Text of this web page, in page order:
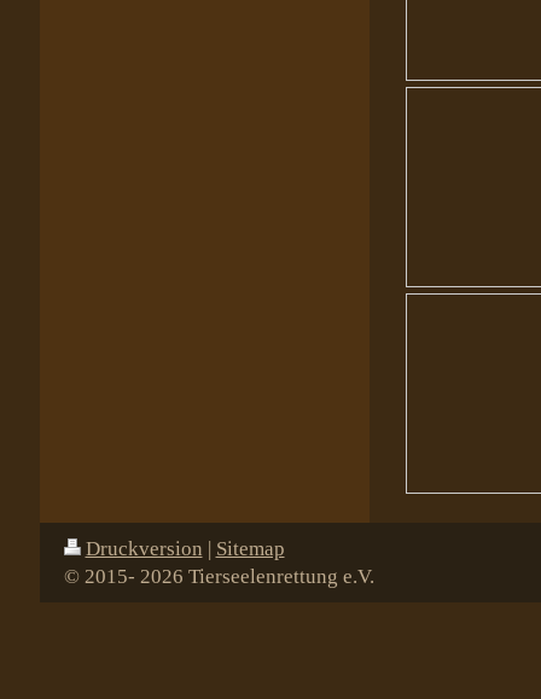
Druckversion | Sitemap
© 2015- 2026 Tierseelenrettung e.V.